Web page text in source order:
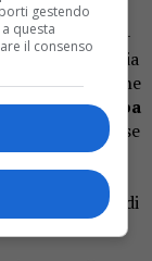
questi
– dunque –
economia
anche politiche
parti d’Europa
delle imprese
parola
. Bisognerà
la capacità di
gestendo
questa
il consenso